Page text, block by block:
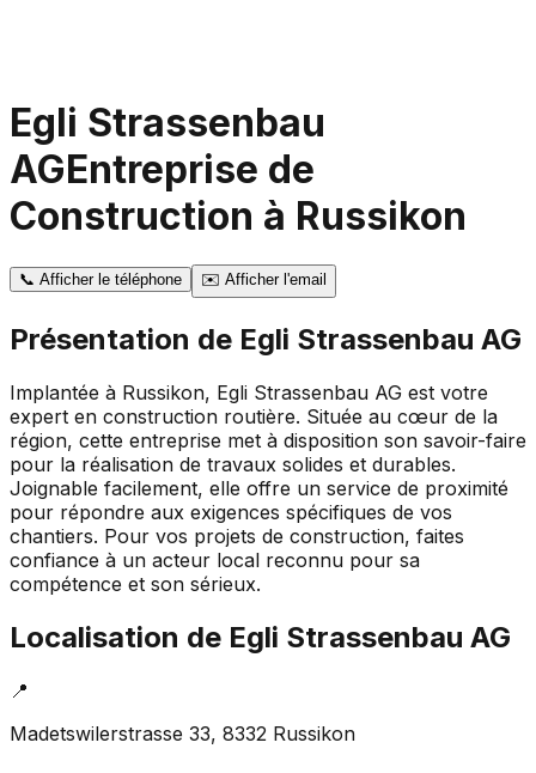
Egli Strassenbau
AGEntreprise de
Construction à Russikon
📞 Afficher le téléphone ✉️ Afficher l'email
Présentation de Egli Strassenbau AG
Implantée à Russikon, Egli Strassenbau AG est votre
expert en construction routière. Située au cœur de la
région, cette entreprise met à disposition son savoir-faire
pour la réalisation de travaux solides et durables.
Joignable facilement, elle offre un service de proximité
pour répondre aux exigences spécifiques de vos
chantiers. Pour vos projets de construction, faites
confiance à un acteur local reconnu pour sa
compétence et son sérieux.
Localisation de Egli Strassenbau AG
📍
Madetswilerstrasse 33, 8332 Russikon